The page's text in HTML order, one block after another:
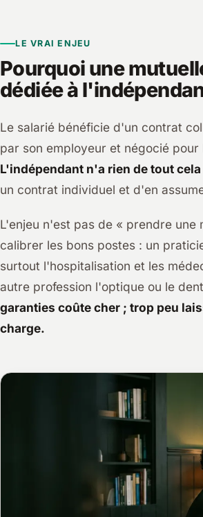
LE VRAI ENJEU
Pourquoi une
dédiée à
Le salarié bénéficie d'un contrat
par son employeur et négocié pour
L'indépendant n'a rien de tout cela
un contrat individuel et d'en
L'enjeu n'est pas de « prendre une
calibrer les bons postes : un
surtout l'hospitalisation et les
autre profession l'optique ou le
garanties coûte cher ; trop peu
charge.